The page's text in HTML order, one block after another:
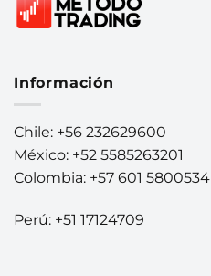
Información
Chile: +56 232629600
México: +52 5585263201
Colombia: +57 601 5800534
Perú: +51 17124709